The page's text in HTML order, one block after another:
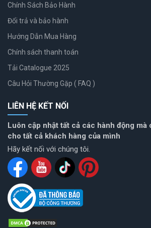
Chính Sách Bảo Hành
Đổi trả và bảo hành
Hướng Dẫn Mua Hàng
Chính sách thanh toán
Tải Catalogue 2025
Câu Hỏi Thường Gặp ( FAQ )
LIÊN HỆ KẾT NỐI
Luôn cập nhật tất cả các hành động mà
cho tất cả khách hàng của mình
Hãy kết nối với chúng tôi.